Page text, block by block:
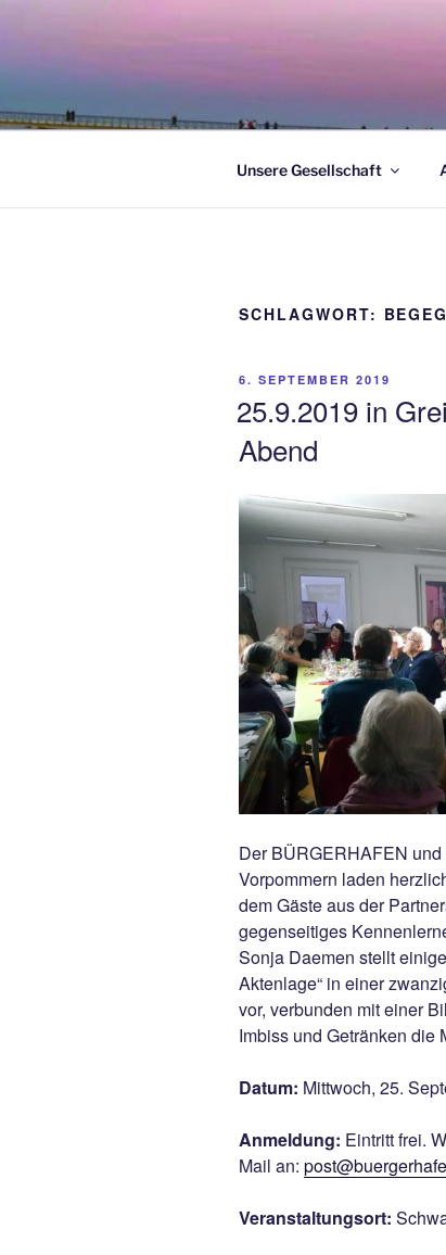
springen
Unsere Gesellschaft
SCHLAGWORT:
VERÖFFENTLICHT
6. SEPTEMBER 2019
25.9.2019 in
Abend
Der BÜRGERHAFEN
Vorpommern laden
dem Gäste aus der
gegenseitiges
Sonja Daemen stellt
Aktenlage“ in einer
vor, verbunden mit einer
Imbiss und Getränken die
Datum: Mittwoch, 25.
Anmeldung: Eintritt frei.
Mail an:
Veranstaltungsort: